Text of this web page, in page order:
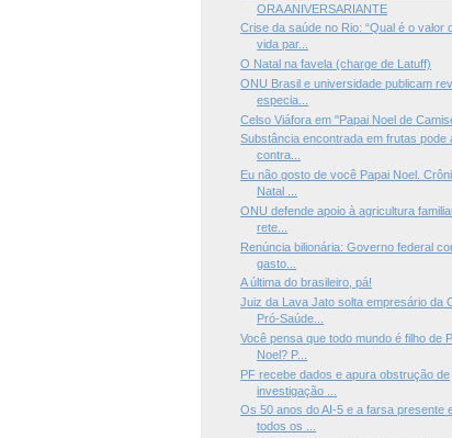
ORA ANIVERSARIANTE
Crise da saúde no Rio: “Qual é o valor
vida par...
O Natal na favela (charge de Latuff)
ONU Brasil e universidade publicam
especia...
Celso Viáfora em "Papai Noel de
Substância encontrada em frutas pode
contra...
Eu não gosto de você Papai Noel.
Natal ...
ONU defende apoio à agricultura
rete...
Renúncia bilionária: Governo federal
gasto...
A última do brasileiro, pá!
Juiz da Lava Jato solta empresário da
Pró-Saúde...
Você pensa que todo mundo é filho de
Noel? P...
PF recebe dados e apura obstrução de
investigação ...
Os 50 anos do AI-5 e a farsa presente
todos os ...